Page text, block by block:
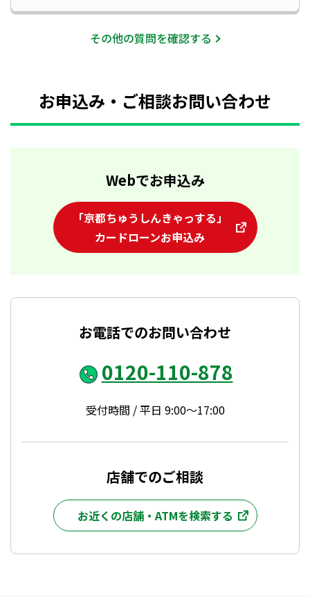
毎月10日に、前回約定返済後のご利用残高に応じた以
定例返済に加えてATMでローン専用口座に入金するこ
とで、任意返済ができます。
ご利用残高 毎月返済額
10万円超30万円以下 5千円
30万円超50万円以下 10千円
50万円超70万円以下 15千円
70万円超100万円以下 20千円
300万円超800万円以下 50千円
ご返済が遅れている間は新たなお借入はできないほか、
あります。なお、個人信用情報機関については、店頭に
その他の質問を確認する
お申込み・ご相談お問い合わせ
Webでお申込み
「京都ちゅうしんきゃっする」
カードローンお申込み
お電話でのお問い合わせ
0120-110-878
受付時間 / 平日 9:00～17:00
店舗でのご相談
お近くの店舗・ATMを検索する